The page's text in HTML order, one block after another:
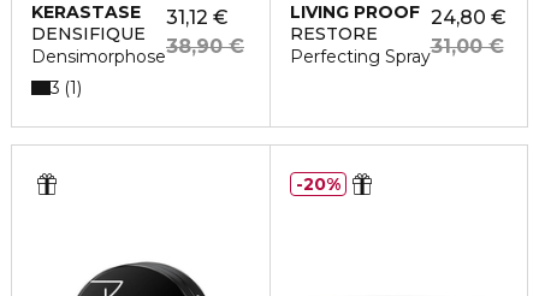
KERASTASE
DENSIFIQUE
Densimorphose
31,12 €
38,90 €
3 1
LIVING PROOF
RESTORE
Perfecting Spray
24,80 €
31,00 €
20%